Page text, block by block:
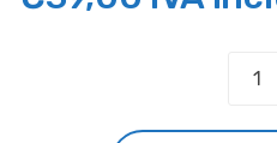
BETA